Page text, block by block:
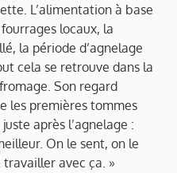
L’alimentation à base
locaux, la
la période d’agnelage
cela se retrouve dans la
Son regard
les premières tommes
après l’agnelage :
On le sent, on le
travailler avec ça. »